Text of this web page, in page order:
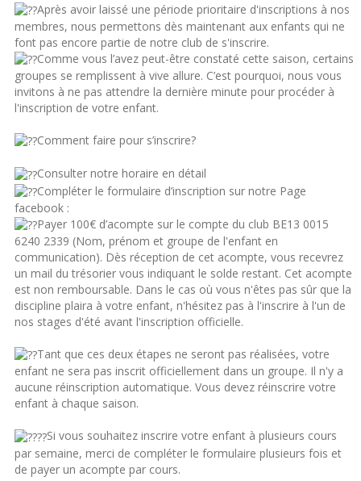
Après avoir laissé une période prioritaire d'inscriptions à nos
membres, nous permettons dès maintenant aux enfants qui ne
font pas encore partie de notre club de s'inscrire.
Comme vous l’avez peut-être constaté cette saison, certains
groupes se remplissent à vive allure. C’est pourquoi, nous vous
invitons à ne pas attendre la dernière minute pour procéder à
l'inscription de votre enfant.
Comment faire pour s’inscrire?
Consulter notre horaire en détail
Compléter le formulaire d’inscription sur notre Page
facebook :
Payer 100€ d’acompte sur le compte du club BE13 0015
6240 2339 (Nom, prénom et groupe de l'enfant en
communication). Dès réception de cet acompte, vous recevrez
un mail du trésorier vous indiquant le solde restant. Cet acompte
est non remboursable. Dans le cas où vous n'êtes pas sûr que la
discipline plaira à votre enfant, n'hésitez pas à l'inscrire à l'un de
nos stages d'été avant l'inscription officielle.
Tant que ces deux étapes ne seront pas réalisées, votre
enfant ne sera pas inscrit officiellement dans un groupe. Il n'y a
aucune réinscription automatique. Vous devez réinscrire votre
enfant à chaque saison.
Si vous souhaitez inscrire votre enfant à plusieurs cours
par semaine, merci de compléter le formulaire plusieurs fois et
de payer un acompte par cours.